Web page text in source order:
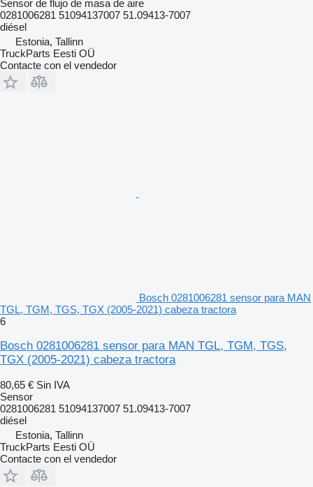
Sensor de flujo de masa de aire
0281006281 51094137007 51.09413-7007
diésel
Estonia, Tallinn
TruckParts Eesti OÜ
Contacte con el vendedor
Bosch 0281006281 sensor para MAN
TGL, TGM, TGS, TGX (2005-2021) cabeza tractora
6
Bosch 0281006281 sensor para MAN TGL, TGM, TGS,
TGX (2005-2021) cabeza tractora
80,65 € Sin IVA
Sensor
0281006281 51094137007 51.09413-7007
diésel
Estonia, Tallinn
TruckParts Eesti OÜ
Contacte con el vendedor